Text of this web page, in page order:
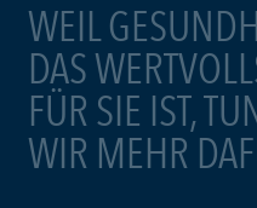
WEIL
DAS
FÜR SIE IST,
WIR MEHR